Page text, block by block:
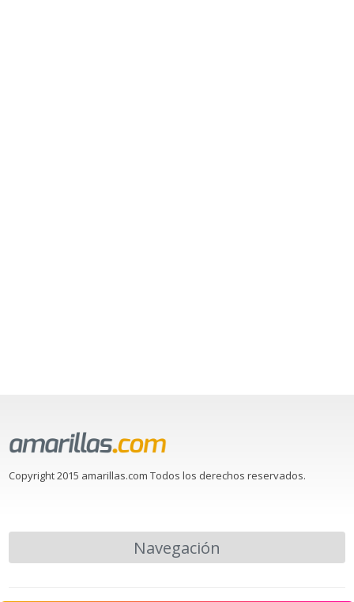
Copyright 2015 amarillas.com Todos los derechos reservados.
Navegación